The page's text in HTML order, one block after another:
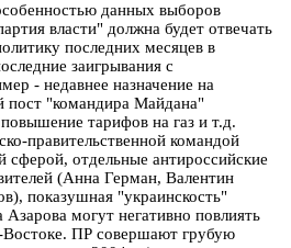
данных выборов
власти" должна будет отвечать
последних месяцев в
заигрывания с
- недавнее назначение на
пост "командира Майдана"
тарифов на газ и т.д.
правительственной командой
отдельные антироссийские
(Анна Герман, Валентин
показушная "украинскость"
могут негативно повлиять
ПР совершают грубую